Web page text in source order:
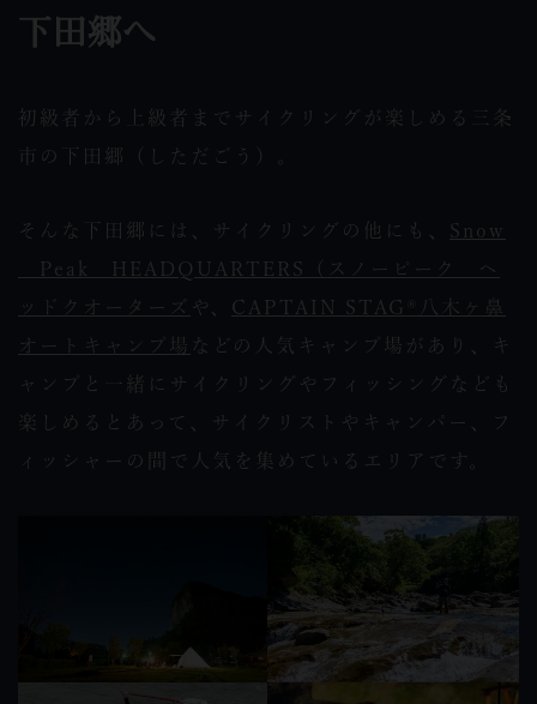
下田郷へ
初級者から上級者までサイクリングが楽しめる三条
市の下田郷（しただごう）。
そんな下田郷には、サイクリングの他にも、 Snow
Peak HEADQUARTERS（スノーピーク ヘ
ッドクオーターズ や、 CAPTAIN STAG®八木ヶ鼻
オートキャンプ場 などの人気キャンプ場があり、キ
ャンプと一緒にサイクリングやフィッシングなども
楽しめるとあって、サイクリストやキャンパー、フ
ィッシャーの間で人気を集めているエリアです。